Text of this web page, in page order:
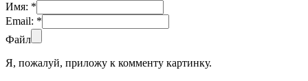
Имя: *
Email: *
Файл
Я, пожалуй, приложу к комменту картинку.